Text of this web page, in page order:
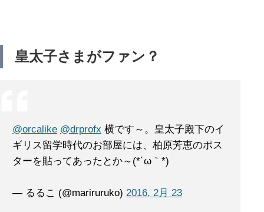
皇太子さまがファン？
@orcalike @drprofx 横です～。皇太子殿下のイ
ギリス留学時代のお部屋には、柏原芳恵のポス
ターを貼ってあったとか～(*´ω｀*)
— るるこ (@mariruruko) 2016, 2月 23